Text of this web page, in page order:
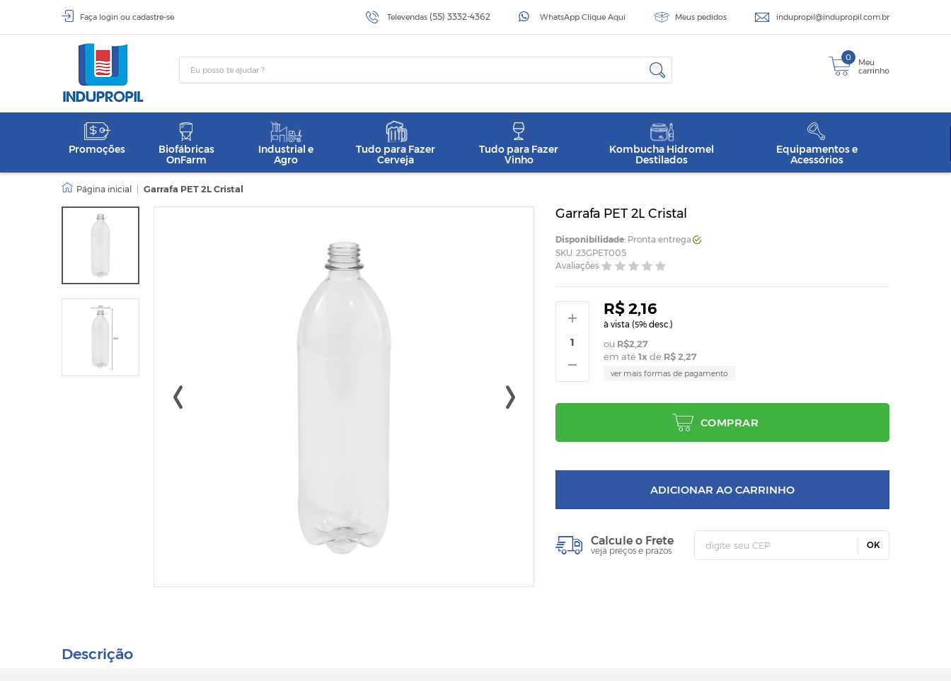
Faça login ou cadastre-se Televendas (55) 3332-4362 WhatsApp Clique Aqui Meus pedidos indupropil@indupropil.com.br
0
Meu
carrinho
Promoções
Biofábricas
OnFarm
Industrial e
Agro
Tudo para Fazer
Cerveja
Tudo para Fazer
Vinho
Kombucha Hidromel
Destilados
Equipamentos e
Acessórios
Garrafa PET 2L Cristal
Garrafa PET 2L Cristal
Disponibilidade: Pronta entrega
SKU: 23GPET005
Avaliações
R$ 2,16
à vista (5% desc.)
R$2,27
em até 1x de R$ 2,27
ver mais formas de pagamento
COMPRAR
ADICIONAR AO CARRINHO
Calcule o Frete
veja preços e prazos
OK
Descrição